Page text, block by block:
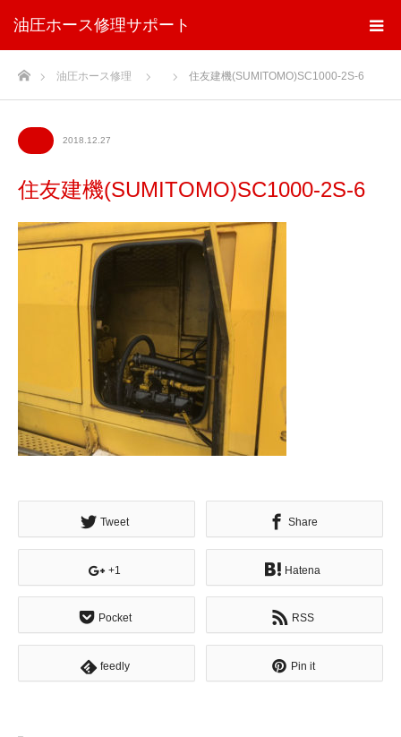
油圧ホース修理サポート
ホーム油圧ホース修理 住友建機(SUMITOMO)SC1000-2S-6
2018.12.27
住友建機(SUMITOMO)SC1000-2S-6
Tweet Share
+1 Hatena
Pocket RSS
feedly Pin it